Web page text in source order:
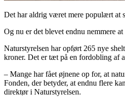
Det har aldrig været mere populært at
Og nu er det blevet endnu nemmere
Naturstyrelsen har opført 265 nye
kroner. Det er tæt på en fordobling af
– Mange har fået øjnene op for, at
Fonden, der betyder, at endnu flere
direktør i Naturstyrelsen.